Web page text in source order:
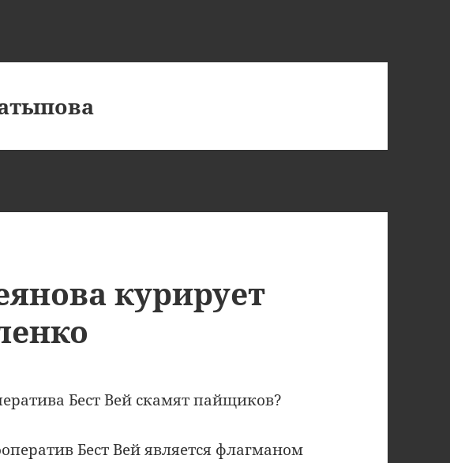
курирует
Бест Вей скамят пайщиков?
Бест Вей является флагманом